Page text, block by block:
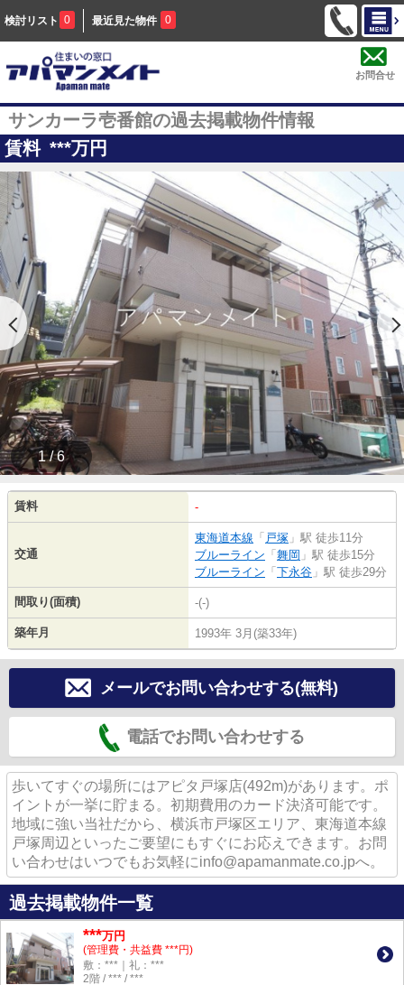
検討リスト 0 最近見た物件 0
お問合せ
サンカーラ壱番館の過去掲載物件情報
賃料 ***万円
1 / 6
賃料 -
交通
東海道本線 「 戸塚 」駅 徒歩11分
ブルーライン 「 舞岡 」駅 徒歩15分
ブルーライン 「 下永谷 」駅 徒歩29分
間取り(面積) -(-)
築年月 1993年 3月(築33年)
メールでお問い合わせする(無料)
電話でお問い合わせする
歩いてすぐの場所にはアピタ戸塚店(492m)があります。ポ
イントが一挙に貯まる。初期費用のカード決済可能です。
地域に強い当社だから、横浜市戸塚区エリア、東海道本線
戸塚周辺といったご要望にもすぐにお応えできます。お問
い合わせはいつでもお気軽にinfo@apamanmate.co.jpへ。
過去掲載物件一覧
***万円
(管理費・共益費 ***円)
敷：***｜礼：***
2階 / *** / ***